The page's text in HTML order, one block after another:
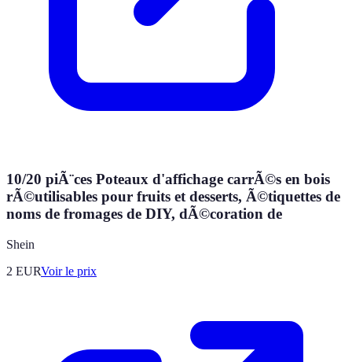
10/20 piÃ¨ces Poteaux d'affichage carrÃ©s en bois
rÃ©utilisables pour fruits et desserts, Ã©tiquettes de
noms de fromages de DIY, dÃ©coration de
Shein
2 EURVoir le prix